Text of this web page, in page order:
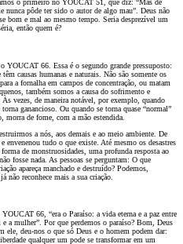
o primeiro no YOUCAT 51, que diz: “Mas de
nunca pôde ter sido o autor de algo mau”. Deus não
bom e mal ao mesmo tempo. Seria desprezível um
então quem é?
YOUCAT 66. Essa é o segundo grande pressuposto:
causas humanas e naturais. Não são somente os
a fornalha em campos de concentração, ou matam
também somos a causa do sofrimento e
vezes, de maneira notável, por exemplo, quando
ganancioso. Ou quando se torna quase “normal”
morra de fome, com a mão estendida.
a nós, aos demais e ao meio ambiente. De
envenenou tudo o que existe. Até mesmo os desastres
de monstruosidades, uma profunda resposta ao
fosse nada. As pessoas se perguntam: O que
apareça manchado e destruído? Podemos,
não reconhece mais a sua criação.
66, “era o Paraíso: a vida eterna e a paz entre
a mulher”. Por que perdemos o paraíso? Bom, Deus
ele, deu-nos o que só Deus e o homem podem dar:
qualquer um pode se transformar em um